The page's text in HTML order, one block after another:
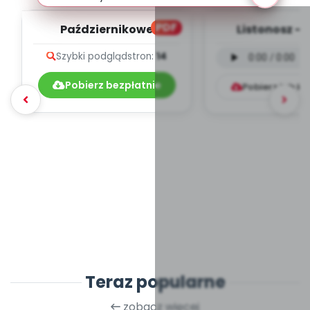
PDF
Październikowe
piosenek
Szybki podglądstron: 14
Pobierz bezpłatnie
Listonosz -
mp3)
Pobierz lub
Teraz popularne